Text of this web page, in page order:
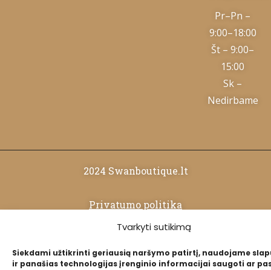
Tvarkyti sutikimą
Siekdami užtikrinti geriausią naršymo patirtį, naudojame
ir panašias technologijas įrenginio informacijai saugoti ar
Pr–Pn –
9:00–18:00
Št – 9:00–
15:00
Sk –
Nedirbame
2024 Swanboutique.lt
Privatumo politika